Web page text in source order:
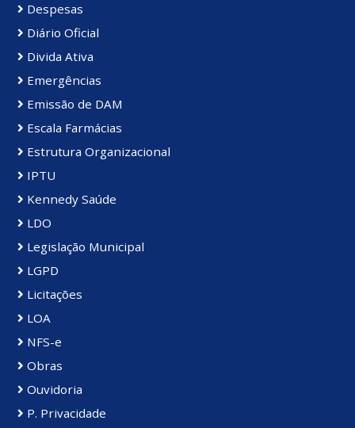
Despesas
Diário Oficial
Divida Ativa
Emergências
Emissão de DAM
Escala Farmácias
Estrutura Organizacional
IPTU
Kennedy Saúde
LDO
Legislação Municipal
LGPD
Licitações
LOA
NFS-e
Obras
Ouvidoria
P. Privacidade